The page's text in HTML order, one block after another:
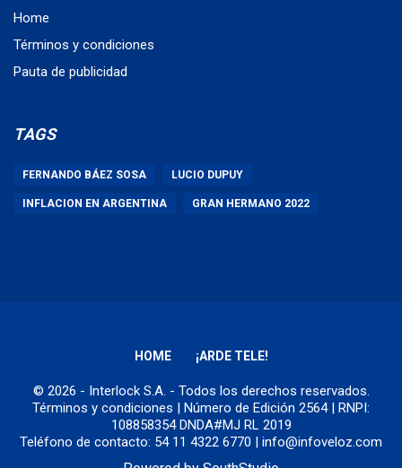
Home
Términos y condiciones
Pauta de publicidad
TAGS
FERNANDO BÁEZ SOSA LUCIO DUPUY
INFLACION EN ARGENTINA GRAN HERMANO 2022
HOME ¡ARDE TELE!
© 2026 - Interlock S.A. - Todos los derechos reservados.
Términos y condiciones | Número de Edición 2564 | RNPI:
108858354 DNDA#MJ RL 2019
Teléfono de contacto: 54 11 4322 6770 | info@infoveloz.com